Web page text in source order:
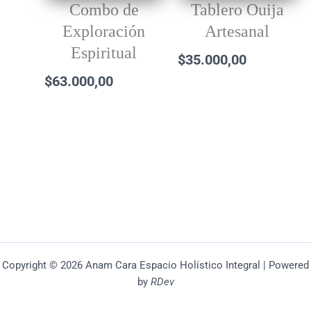
Combo de
Exploración
Espiritual
$63.000,00
Tablero Ouija
Artesanal
$35.000,00
Copyright © 2026 Anam Cara Espacio Holístico Integral | Powered
by RDev